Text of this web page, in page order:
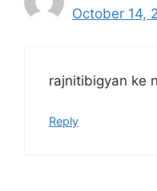
October 14,
rajnitibigyan ke
Reply